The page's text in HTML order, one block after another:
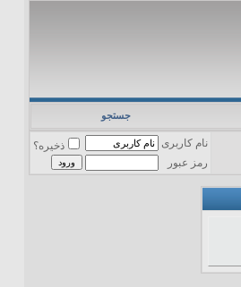
جستجو
نام کاربری
ذخیره؟
رمز عبور